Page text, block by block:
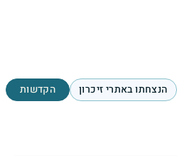
הנצחתו באתרי זיכרון הקדשות